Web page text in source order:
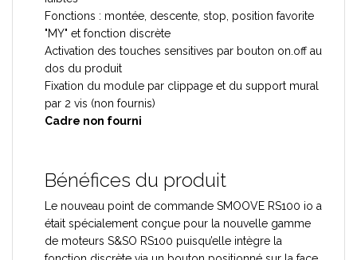
Fonctions : montée, descente, stop, position favorite
"MY" et fonction discrète
Activation des touches sensitives par bouton on.off au
dos du produit
Fixation du module par clippage et du support mural
par 2 vis (non fournis)
Cadre non fourni
Bénéfices du produit
Le nouveau point de commande SMOOVE RS100 io a
était spécialement conçue pour la nouvelle gamme
de moteurs S&SO RS100 puisqu’elle intègre la